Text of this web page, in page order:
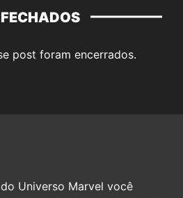
post foram encerrados.
Universo Marvel você